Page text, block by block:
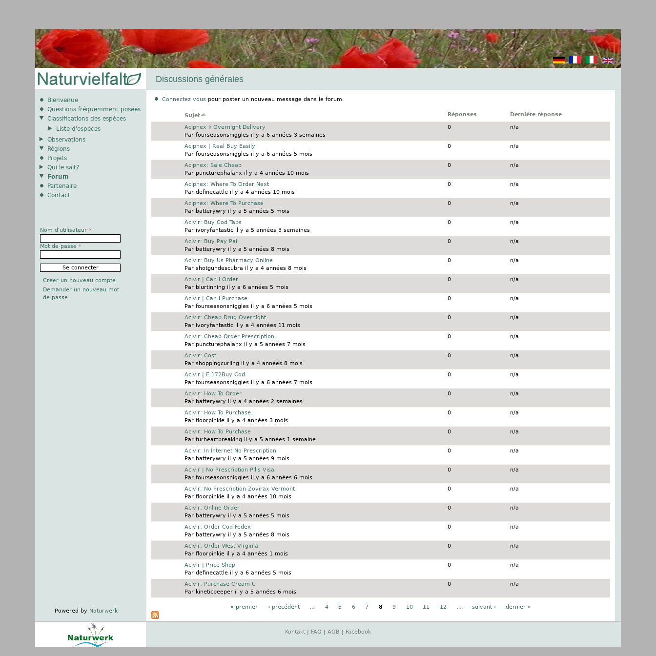
Discussions générales
Connectez vous pour poster un nouveau message dans le forum.
Sujet Réponses
Dernière réponse
Sujet normalAciphex ⚕️ Overnight Delivery
Par fourseasonsnigglesil y a 6 années 3 semaines
0 n/a
Sujet normalAciphex | Real Buy Easily
Par fourseasonsnigglesil y a 6 années 5 mois
0 n/a
Sujet normalAciphex: Sale Cheap
Par puncturephalanx il y a 4 années 10 mois
0 n/a
Sujet normalAciphex: Where To Order Next
Par definecattleil y a 4 années 10 mois
0 n/a
Sujet normalAciphex: Where To Purchase
Par batterywry il y a 5 années 5 mois
0 n/a
Sujet normalAcivir: Buy Cod Tabs
Par ivoryfantasticil y a 5 années 3 semaines
0 n/a
Sujet normalAcivir: Buy Pay Pal
Par batterywry il y a 5 années 8 mois
0 n/a
Sujet normalAcivir: Buy Us Pharmacy Online
Par shotgundescubra il y a 4 années 8 mois
0 n/a
Sujet normalAcivir | Can I Order
Par blurtinning il y a 6 années 5 mois
0 n/a
Sujet normalAcivir | Can I Purchase
Par fourseasonsnigglesil y a 6 années 5 mois
0 n/a
Sujet normalAcivir: Cheap Drug Overnight
Par ivoryfantasticil y a 4 années 11 mois
0 n/a
Sujet normalAcivir: Cheap Order Prescription
Par puncturephalanx il y a 5 années 7 mois
0 n/a
Sujet normalAcivir: Cost
Par shoppingcurling il y a 4 années 8 mois
0 n/a
Sujet normalAcivir | E 172Buy Cod
Par fourseasonsnigglesil y a 6 années 7 mois
0 n/a
Sujet normalAcivir: How To Order
Par batterywry il y a 4 années 2 semaines
0 n/a
Sujet normalAcivir: How To Purchase
Par floorpinkieil y a 4 années 3 mois
0 n/a
Sujet normalAcivir: How To Purchase
Par furheartbreaking il y a 5 années 1 semaine
0 n/a
Sujet normalAcivir: In Internet No Prescription
Par batterywry il y a 5 années 9 mois
0 n/a
Sujet normalAcivir | No Prescription Pills Visa
Par fourseasonsnigglesil y a 6 années 6 mois
0 n/a
Sujet normalAcivir: No Prescription Zovirax Vermont
Par floorpinkieil y a 4 années 10 mois
0 n/a
Sujet normalAcivir: Online Order
Par batterywry il y a 5 années 5 mois
0 n/a
Sujet normalAcivir: Order Cod Fedex
Par batterywry il y a 5 années 8 mois
0 n/a
Sujet normalAcivir: Order West Virginia
Par floorpinkieil y a 4 années 1 mois
0 n/a
Sujet normalAcivir | Price Shop
Par definecattleil y a 6 années 5 mois
0 n/a
Sujet normalAcivir: Purchase Cream U
Par kineticbeeperil y a 5 années 6 mois
0 n/a
« premier ‹ précédent … 4 5 6 7 8 9 10 11 12 … suivant › dernier »
Bienvenue
Questions fréquemment posées
Classifications des espèces
Liste d'espèces
Observations
Régions
Projets
Qui le sait?
Forum
Partenaire
Contact
Nom d'utilisateur *
Mot de passe *
Créer un nouveau compte
Demander un nouveau mot
de passe
Powered by Naturwerk
Kontakt FAQ AGB Facebook